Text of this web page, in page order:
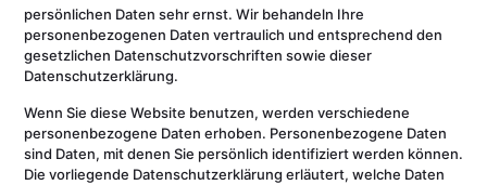
persönlichen Daten sehr ernst. Wir behandeln Ihre
personenbezogenen Daten vertraulich und entsprechend den
gesetzlichen Datenschutzvorschriften sowie dieser
Datenschutzerklärung.
Wenn Sie diese Website benutzen, werden verschiedene
personenbezogene Daten erhoben. Personenbezogene Daten
sind Daten, mit denen Sie persönlich identifiziert werden können.
Die vorliegende Datenschutzerklärung erläutert, welche Daten